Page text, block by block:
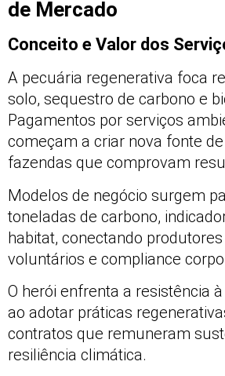
de Mercado
Conceito e Valor dos
A pecuária regenerativa foca
solo, sequestro de carbono e
Pagamentos por serviços
começam a criar nova fonte
fazendas que comprovam
Modelos de negócio surgem
toneladas de carbono,
habitat, conectando
voluntários e compliance
O herói enfrenta a resistência
ao adotar práticas
contratos que remuneram
resiliência climática.